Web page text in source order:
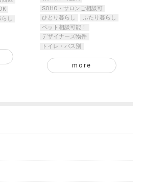
し
SOHO・サロンご相談可
ひとり暮らし
ふたり暮らし
ペット相談可能！
デザイナーズ物件
トイレ・バス別
more